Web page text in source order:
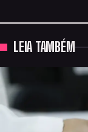
LEIA TAMBÉM